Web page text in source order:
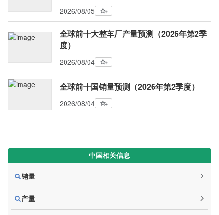
2026/08/05
全球前十大整车厂产量预测（2026年第2季
度）
2026/08/04
全球前十国销量预测（2026年第2季度）
2026/08/04
中国相关信息
销量
产量